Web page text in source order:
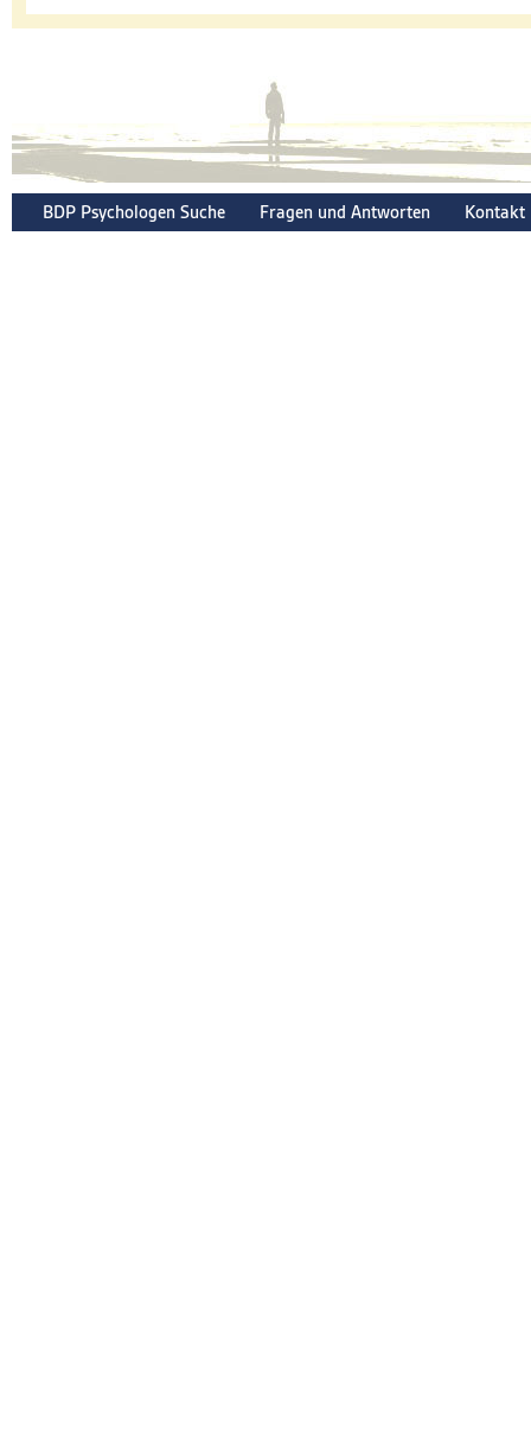
BDP Psychologen Suche Fragen und Antworten Kontakt